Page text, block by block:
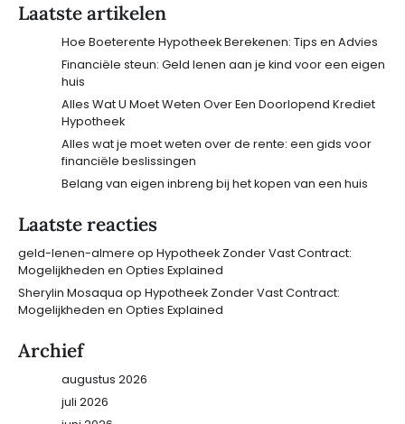
Laatste artikelen
Hoe Boeterente Hypotheek Berekenen: Tips en Advies
Financiële steun: Geld lenen aan je kind voor een eigen
huis
Alles Wat U Moet Weten Over Een Doorlopend Krediet
Hypotheek
Alles wat je moet weten over de rente: een gids voor
financiële beslissingen
Belang van eigen inbreng bij het kopen van een huis
Laatste reacties
geld-lenen-almere op Hypotheek Zonder Vast Contract:
Mogelijkheden en Opties Explained
Sherylin Mosaqua op Hypotheek Zonder Vast Contract:
Mogelijkheden en Opties Explained
Archief
augustus 2026
juli 2026